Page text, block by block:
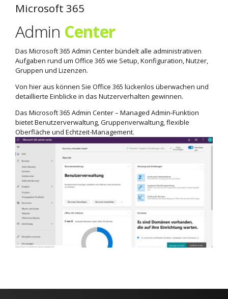
Microsoft 365
Admin Center
Das Microsoft 365 Admin Center bündelt alle administrativen
Aufgaben rund um Office 365 wie Setup, Konfiguration, Nutzer,
Gruppen und Lizenzen.
Von hier aus können Sie Office 365 lückenlos überwachen und
detaillierte Einblicke in das Nutzerverhalten gewinnen.
Das Microsoft 365 Admin Center – Managed Admin-Funktion
bietet Benutzerverwaltung, Gruppenverwaltung, flexible
Oberfläche und Echtzeit-Management.